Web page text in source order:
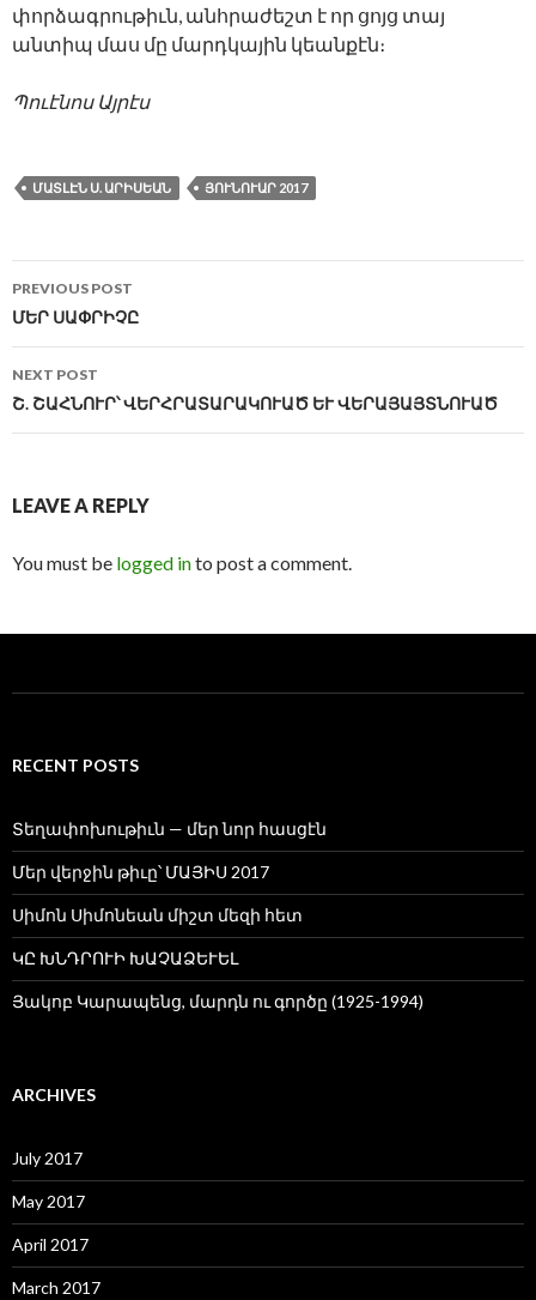
փորձագրութիւն, անհրաժեշտ է որ ցոյց տայ
անտիպ մաս մը մարդկային կեանքէն։
Պուէնոս Այրէս
ՄԱՏԼԷՆ Ս. ԱՐԻՍԵԱՆ ՅՈՒՆՈՒԱՐ 2017
Post
navigation
PREVIOUS POST
ՄԵՐ ՍԱՓՐԻՉԸ
NEXT POST
Շ. ՇԱՀՆՈՒՐ՝ ՎԵՐՀՐԱՏԱՐԱԿՈՒԱԾ ԵՒ ՎԵՐԱՅԱՅՏՆՈՒԱԾ
LEAVE A REPLY
You must be logged into post a comment.
RECENT POSTS
Տեղափոխութիւն — մեր նոր հասցէն
Մեր վերջին թիւը՝ ՄԱՅԻՍ 2017
Սիմոն Սիմոնեան միշտ մեզի հետ
ԿԸ ԽՆԴՐՈՒԻ ԽԱՉԱՁԵՒԵԼ
Յակոբ Կարապենց, մարդն ու գործը (1925-1994)
ARCHIVES
July 2017
May 2017
April 2017
March 2017